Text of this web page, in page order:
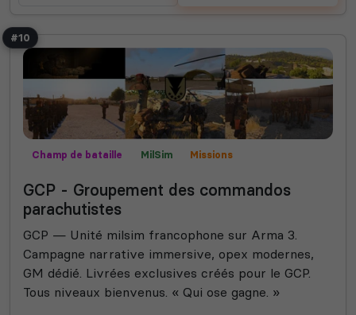
#10
Champ de bataille MilSim
Missions
GCP - Groupement des commandos
parachutistes
GCP — Unité milsim francophone sur Arma 3.
Campagne narrative immersive, opex modernes,
GM dédié. Livrées exclusives créés pour le GCP.
Tous niveaux bienvenus. « Qui ose gagne. »